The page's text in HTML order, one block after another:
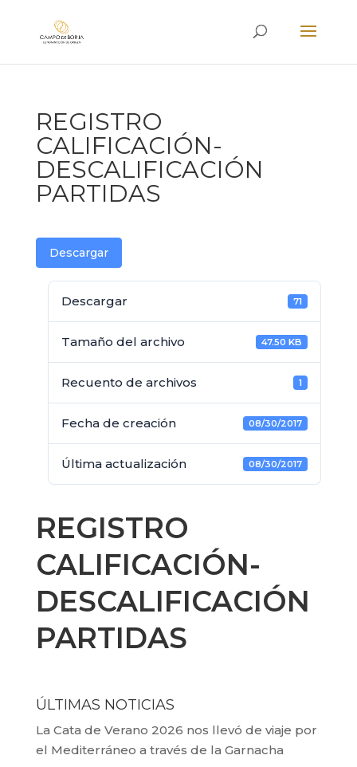
REGISTRO
CALIFICACIÓN-
DESCALIFICACIÓN
PARTIDAS
Descargar
Descargar 71
Tamaño del archivo 47.50 KB
Recuento de archivos 1
Fecha de creación 08/30/2017
Última actualización 08/30/2017
REGISTRO
CALIFICACIÓN-
DESCALIFICACIÓN
PARTIDAS
ÚLTIMAS NOTICIAS
La Cata de Verano 2026 nos llevó de viaje por
el Mediterráneo a través de la Garnacha